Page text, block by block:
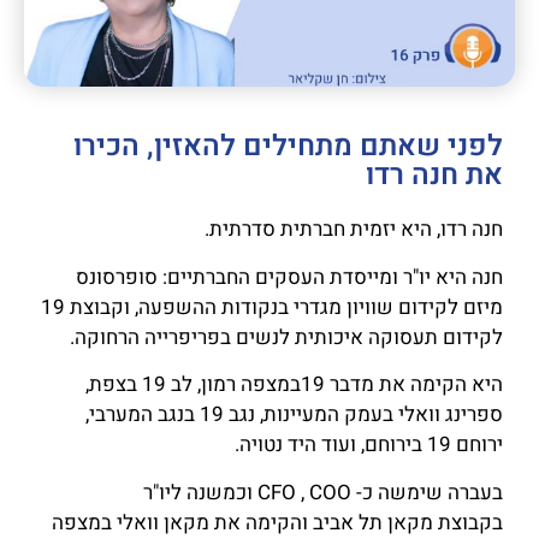
לפני שאתם מתחילים להאזין, הכירו
את חנה רדו
חנה רדו, היא יזמית חברתית סדרתית.
חנה היא יו"ר ומייסדת העסקים החברתיים: סופרסונס
מיזם לקידום שוויון מגדרי בנקודות ההשפעה, וקבוצת 19
לקידום תעסוקה איכותית לנשים בפריפרייה הרחוקה.
היא הקימה את מדבר 19במצפה רמון, לב 19 בצפת,
ספרינג וואלי בעמק המעיינות, נגב 19 בנגב המערבי,
ירוחם 19 בירוחם, ועוד היד נטויה.
בעברה שימשה כ- CFO , COO וכמשנה ליו"ר
בקבוצת מקאן תל אביב והקימה את מקאן וואלי במצפה